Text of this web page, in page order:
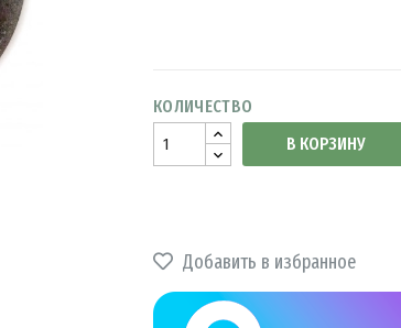
КОЛИЧЕСТВО
В КОРЗИНУ
Добавить в избранное